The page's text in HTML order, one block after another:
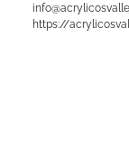
https://